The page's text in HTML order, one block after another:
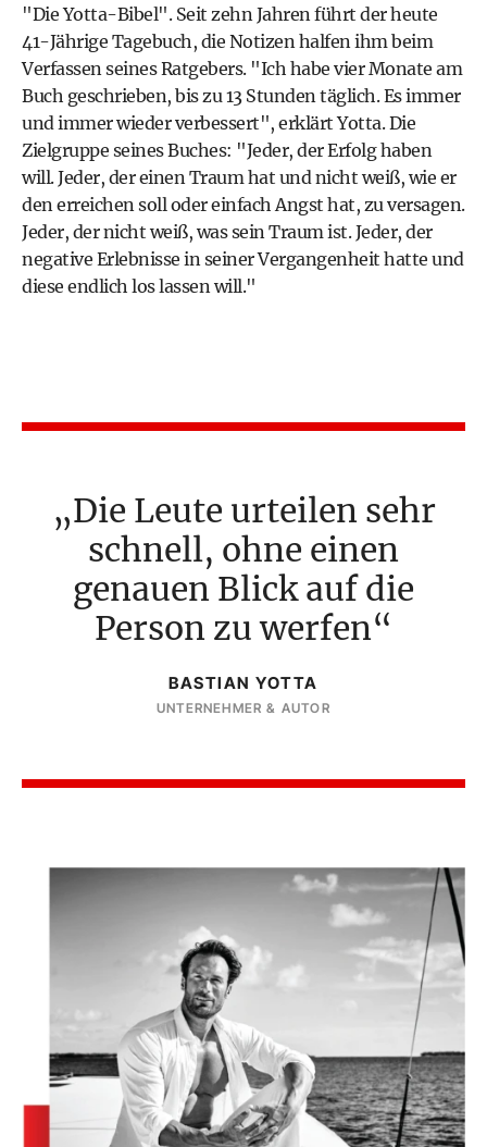
"Die Yotta-Bibel". Seit zehn Jahren führt der heute
41-Jährige Tagebuch, die Notizen halfen ihm beim
Verfassen seines Ratgebers. "Ich habe vier Monate am
Buch geschrieben, bis zu 13 Stunden täglich. Es immer
und immer wieder verbessert", erklärt Yotta. Die
Zielgruppe seines Buches: "Jeder, der Erfolg haben
will. Jeder, der einen Traum hat und nicht weiß, wie er
den erreichen soll oder einfach Angst hat, zu versagen.
Jeder, der nicht weiß, was sein Traum ist. Jeder, der
negative Erlebnisse in seiner Vergangenheit hatte und
diese endlich los lassen will."
Die Leute urteilen sehr
schnell, ohne einen
genauen Blick auf die
Person zu werfen
BASTIAN YOTTA
UNTERNEHMER & AUTOR